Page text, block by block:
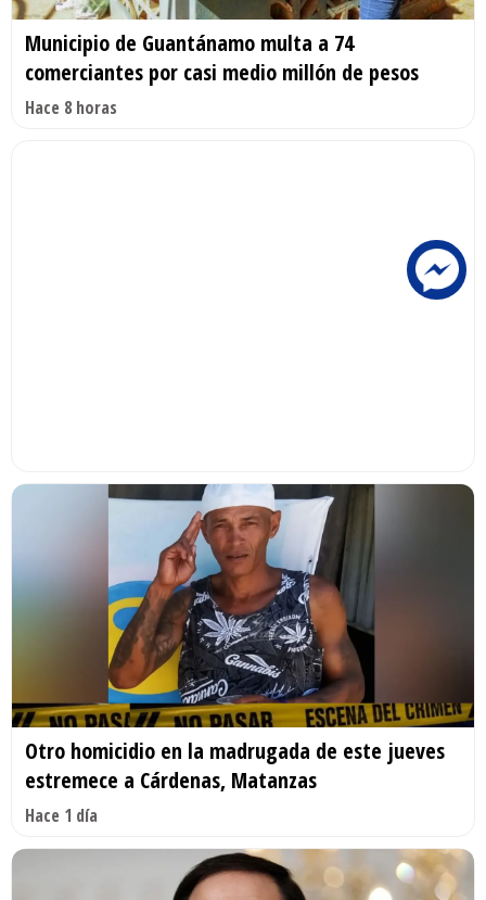
Municipio de Guantánamo multa a 74
comerciantes por casi medio millón de pesos
Hace 8 horas
Otro homicidio en la madrugada de este jueves
estremece a Cárdenas, Matanzas
Hace 1 día